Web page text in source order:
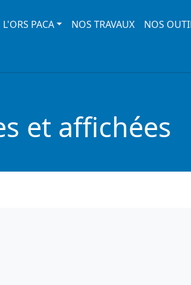
L'ORS PACA NOS TRAVAUX NOS
et affichées